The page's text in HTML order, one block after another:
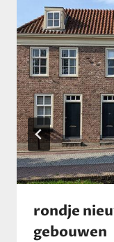
rondje
gebouwen